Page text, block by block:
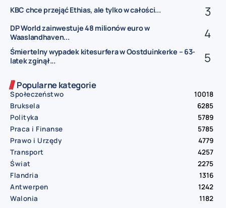
KBC chce przejąć Ethias, ale tylko w całości...
DP World zainwestuje 48 milionów euro w
Waaslandhaven...
Śmiertelny wypadek kitesurfera w Oostduinkerke – 63-
latek zginął...
Popularne kategorie
Społeczeństwo
10018
Bruksela
6285
Polityka
5789
Praca i Finanse
5785
Prawo i Urzędy
4779
Transport
4257
Świat
2275
Flandria
1316
Antwerpen
1242
Walonia
1182